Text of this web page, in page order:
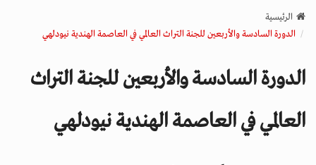
v
i
t
o
n
الرئيسية
الدورة السادسة والأربعين للجنة التراث العالمي في العاصمة الهندية نيودلهي
الدورة السادسة والأربعين للجنة التراث
العالمي في العاصمة الهندية نيودلهي